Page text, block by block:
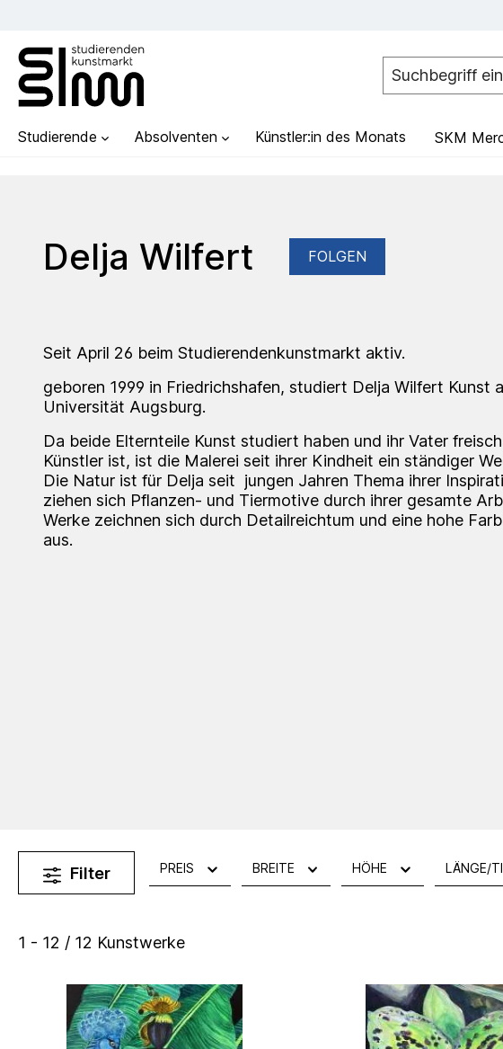
Studierende Absolventen Künstler:in des Monats SKM
Delja Wilfert FOLGEN
Seit April 26 beim Studierendenkunstmarkt aktiv.
geboren 1999 in Friedrichshafen, studiert Delja Wilfert Kunst
Universität Augsburg.
Da beide Elternteile Kunst studiert haben und ihr Vater
Künstler ist, ist die Malerei seit ihrer Kindheit ein ständiger
Die Natur ist für Delja seit jungen Jahren Thema ihrer
ziehen sich Pflanzen- und Tiermotive durch ihrer gesamte
Werke zeichnen sich durch Detailreichtum und eine hohe
aus.
Filter PREIS BREITE HÖHE LÄNGE/
1 - 12 / 12 Kunstwerke